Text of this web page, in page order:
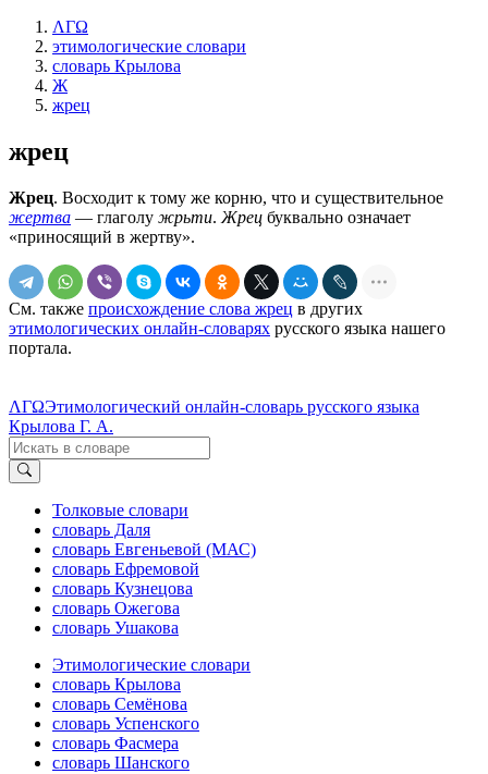
ΛΓΩ
этимологические словари
словарь Крылова
Ж
жрец
жрец
Жрец. Восходит к тому же корню, что и существительное
жертва — глаголу жрьти. Жрец буквально означает
«приносящий в жертву».
См. также происхождение слова жрец в других
этимологических онлайн-словарях русского языка нашего
портала.
ΛΓΩЭтимологический онлайн-словарь русского языка
Крылова Г. А.
Толковые словари
словарь Даля
словарь Евгеньевой (МАС)
словарь Ефремовой
словарь Кузнецова
словарь Ожегова
словарь Ушакова
Этимологические словари
словарь Крылова
словарь Семёнова
словарь Успенского
словарь Фасмера
словарь Шанского